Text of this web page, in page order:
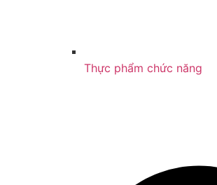
Thực phẩm chức năng